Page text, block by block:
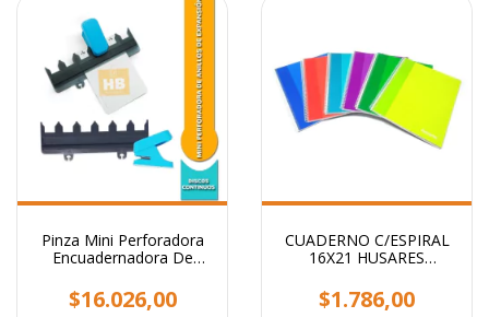
Pinza Mini Perforadora
Encuadernadora De
$16.026,00
CUADERNO C/ESPIRAL
16X21 HUSARES
CUADRICULADO
$1.786,00